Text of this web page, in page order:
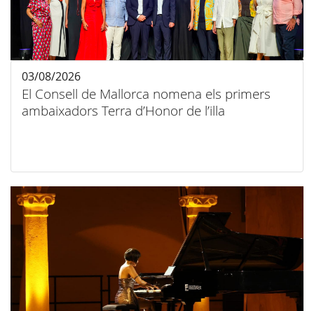
El Consell de Mallorca nomena els primers
ambaixadors Terra d’Honor de l’illa
03/08/2026